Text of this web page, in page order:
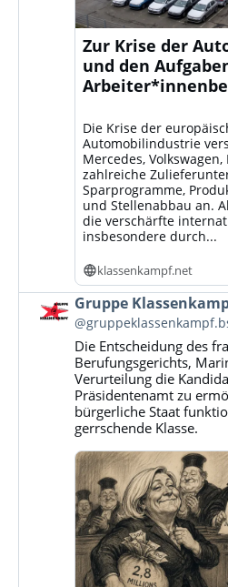
Zur Krise der
und den
Die Krise der
Automobilindustrie
Mercedes,
zahlreiche
Sparprogramme,
und Stellenabbau an.
die verschärfte
insbesondere durch...
klassenkampf.net
Beitrag
von
Gruppe
Klassenkampf
Bluesky
ansehen
Gruppe
Die Entscheidung des
Berufungsgerichts,
Verurteilung die
Präsidentenamt zu
bürgerliche Staat
gerrschende Klasse.